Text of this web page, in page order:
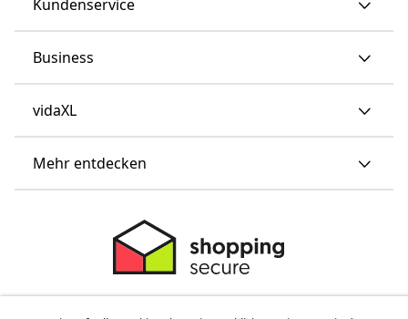
Kundenservice
Business
vidaXL
Mehr entdecken